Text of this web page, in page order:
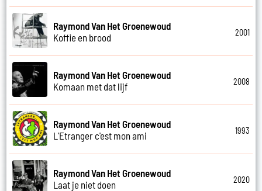
Raymond Van Het Groenewoud
Koffie en brood
2001
Raymond Van Het Groenewoud
Komaan met dat lijf
2008
Raymond Van Het Groenewoud
L'Etranger c'est mon ami
1993
Raymond Van Het Groenewoud
Laat je niet doen
2020